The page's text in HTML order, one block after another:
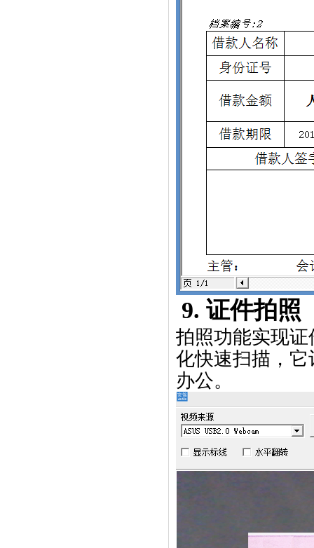
9. 证件拍照
拍照功能实现
化快速扫描，
办公。